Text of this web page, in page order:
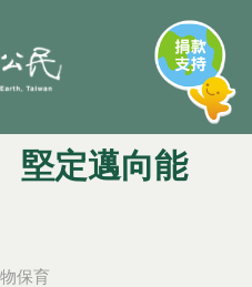
定邁向能
保育